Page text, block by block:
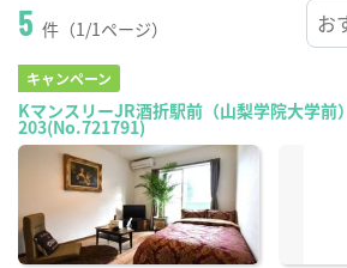
5 件（1/1ページ）
キャンペーン
KマンスリーJR酒折駅前（山梨学院大学前
203(No.721791)